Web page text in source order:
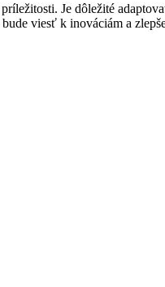
Je dôležité
viesť k inováciám a